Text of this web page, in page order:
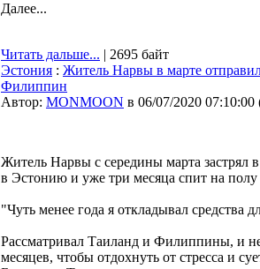
Далее...
Читать дальше... | 2695 байт
Эстония : Житель Нарвы в марте
Филиппин
Автор: MONMOON в 06/07/2020 07:10:00
Житель Нарвы с середины марта
в Эстонию и уже три месяца спит на полу
"Чуть менее года я откладывал
Рассматривал Таиланд и Филиппины, и
месяцев, чтобы отдохнуть от стресса и